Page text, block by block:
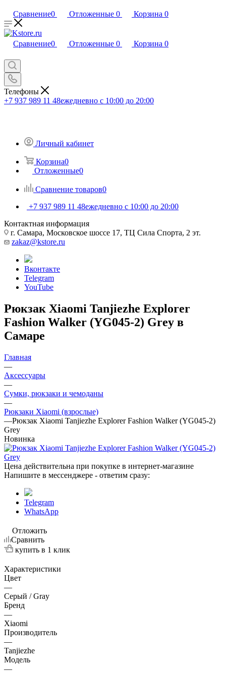
Сравнение0 Отложенные 0 Корзина 0
Сравнение0 Отложенные 0 Корзина 0
Телефоны
+7 937 989 11 48ежедневно с 10:00 до 20:00
Личный кабинет
Корзина0
Отложенные0
Сравнение товаров0
+7 937 989 11 48ежедневно с 10:00 до 20:00
Контактная информация
г. Самара, Московское шоссе 17, ТЦ Сила Спорта, 2 эт.
zakaz@kstore.ru
Вконтакте
Telegram
YouTube
Рюкзак Xiaomi Tanjiezhe Explorer
Fashion Walker (YG045-2) Grey в
Самаре
Главная
—
Аксессуары
—
Сумки, рюкзаки и чемоданы
—
Рюкзаки Xiaomi (взрослые)
—Рюкзак Xiaomi Tanjiezhe Explorer Fashion Walker (YG045-2)
Grey
Новинка
Цена действительна при покупке в интернет-магазине
Напишите в мессенджере - ответим сразу:
Telegram
WhatsApp
Отложить
Сравнить
купить в 1 клик
Характеристики
Цвет
—
Серый / Gray
Бренд
—
Xiaomi
Производитель
—
Tanjiezhe
Модель
—